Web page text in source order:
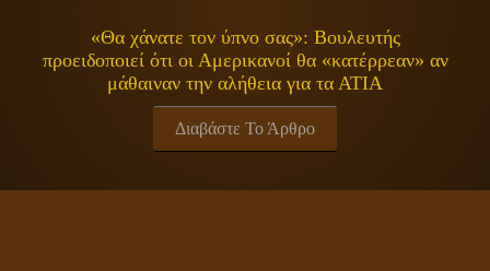
«Θα χάνατε τον ύπνο σας»: Βουλευτής
προειδοποιεί ότι οι Αμερικανοί θα «κατέρρεαν» αν
μάθαιναν την αλήθεια για τα ΑΤΙΑ
Διαβάστε Το Άρθρο
ΠΝΕΥΜΑΤΙΚΟΤΗΤΑ
ΕΚΠΟΜΠΕΣ
ΓΕΝΙΚΑ